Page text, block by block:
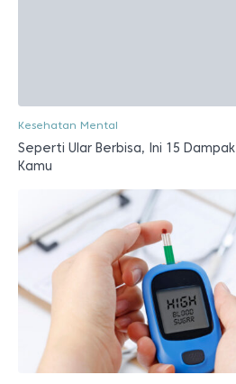
Kesehatan Mental
Seperti Ular Berbisa, Ini 15
Kamu